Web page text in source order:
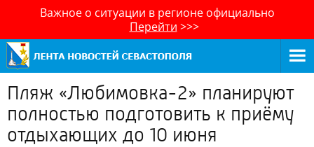
Важное о ситуации в регионе официально
Перейти >>>
Пляж «Любимовка-2» планируют
полностью подготовить к приёму
отдыхающих до 10 июня